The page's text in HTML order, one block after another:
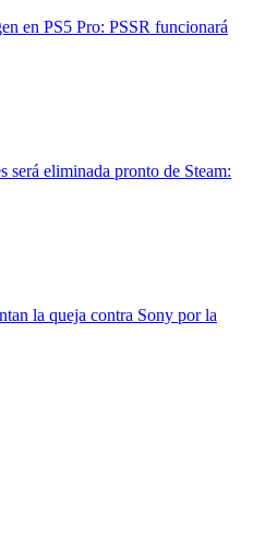
en PS5 Pro: PSSR funcionará
será eliminada pronto de Steam:
la queja contra Sony por la